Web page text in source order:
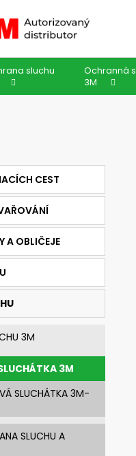
sluchu
Ochranná
3M
CEST
A OBLIČEJE
3M
3M
SLUCHÁTKA 3M-
SLUCHU A